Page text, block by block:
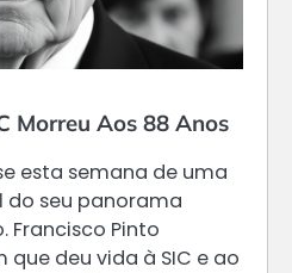
Morreu Aos 88 Anos
esta semana de uma
seu panorama
Pinto
que deu vida à SIC e ao